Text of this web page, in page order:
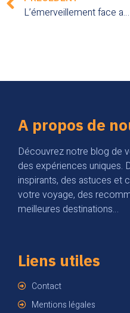
L’émerveillement face au delta de l’Okavango au Botswana : explorez un paradis sauvage en plein cœur de l’Afrique australe
A propos de
Découvrez notre blog de
des expériences uniques.
inspirants, des astuces et
votre voyage, des
meilleures destinations…
Liens utiles
Contact
Mentions légales